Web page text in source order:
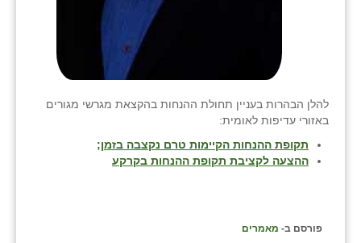
להלן הבהרות בעניין תחולת ההנחות בהקצאת מגרשי מגורים
באזורי עדיפות לאומית:
תקופת ההנחות הקיימות טרם נקצבה בזמן;
ההצעה לקציבת תקופת ההנחות בקרקע
פורסם ב- מאמרים